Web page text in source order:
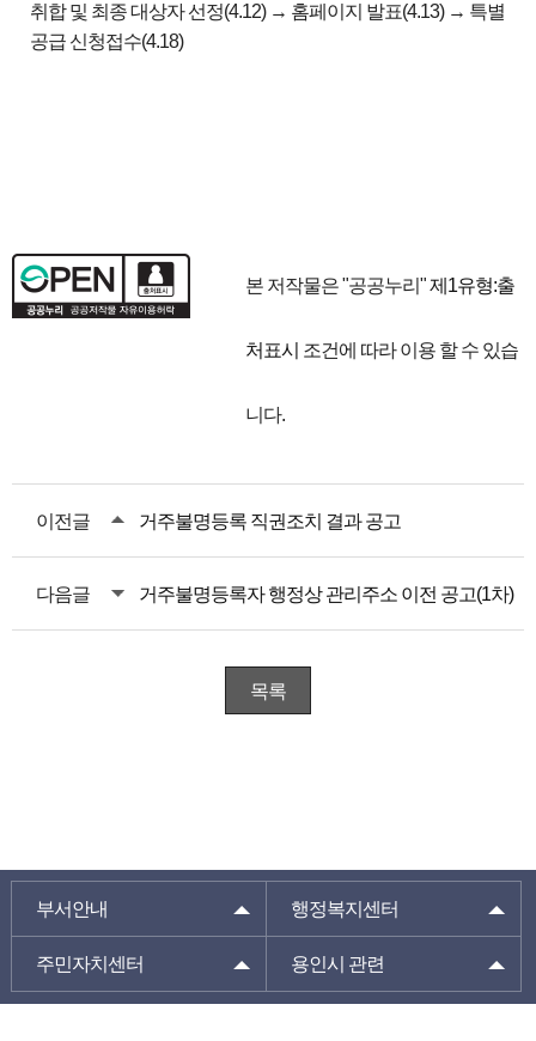
취합 및 최종 대상자 선정(4.12) → 홈페이지 발표(4.13) → 특별
공급 신청접수(4.18)
본 저작물은 "공공누리"제1유형:출
처표시 조건에 따라 이용 할 수 있습
니다.
이전글 거주불명등록 직권조치 결과 공고
다음글 거주불명등록자 행정상 관리주소 이전 공고(1차)
목록
부서안내 행정복지센터
주민자치센터 용인시 관련